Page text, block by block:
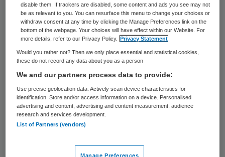
zij meldingen doen.
Dat schrijft hetNederlands Tijdschrift voor
Geneeskundeop basis van onderzoek in
Pharmacoepidemiology and Drug Safety.
Professionals beschrijven klinische
gegevens, patiënten schrijven vooral over
de impact op hun leven.
disable them. If trackers are disabled, some content and ads you see may not
be as relevant to you. You can resurface this menu to change your choices or
withdraw consent at any time by clicking the Manage Preferences link on the
bottom of the webpage. Your choices will have effect within our Website. For
more details, refer to our Privacy Policy.
Privacy Statement
Would you rather not? Then we only place essential and statistical cookies,
these do not record any data about you as a person
We and our partners process data to provide:
Use precise geolocation data. Actively scan device characteristics for
identification. Store and/or access information on a device. Personalised
advertising and content, advertising and content measurement, audience
research and services development.
List of Partners (vendors)
Manage Preferences